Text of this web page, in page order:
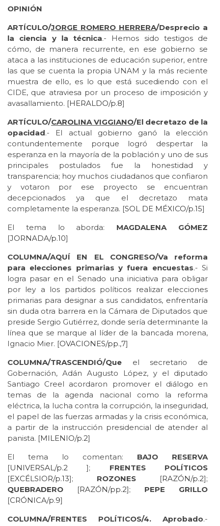
OPINIÓN
ARTÍCULO/JORGE ROMERO HERRERA/Desprecio a
la ciencia y la técnica.- Hemos sido testigos de
cómo, de manera recurrente, en ese gobierno se
ataca a las instituciones de educación superior, entre
las que se cuenta la propia UNAM y la más reciente
muestra de ello, es lo que está sucediendo con el
CIDE, que atraviesa por un proceso de imposición y
avasallamiento. [HERALDO/p.8]
ARTÍCULO/CAROLINA VIGGIANO/El decretazo de la
opacidad.- El actual gobierno ganó la elección
contundentemente porque logró despertar la
esperanza en la mayoría de la población y uno de sus
principales postulados fue la honestidad y
transparencia; hoy muchos ciudadanos que confiaron
y votaron por ese proyecto se encuentran
decepcionados ya que el decretazo mata
completamente la esperanza. [SOL DE MÉXICO/p.15]
El tema lo aborda: MAGDALENA GÓMEZ
[JORNADA/p.10]
COLUMNA/AQUÍ EN EL CONGRESO/Va reforma
para elecciones primarias y fuera encuestas.- Si
logra pasar en el Senado una iniciativa para obligar
por ley a los partidos políticos realizar elecciones
primarias para designar a sus candidatos, enfrentaría
sin duda otra barrera en la Cámara de Diputados que
preside Sergio Gutiérrez, donde sería determinante la
línea que se marque al líder de la bancada morena,
Ignacio Mier. [OVACIONES/pp.,7]
COLUMNA/TRASCENDIÓ/Que el secretario de
Gobernación, Adán Augusto López, y el diputado
Santiago Creel acordaron promover el diálogo en
temas de la agenda nacional como la reforma
eléctrica, la lucha contra la corrupción, la inseguridad,
el papel de las fuerzas armadas y la crisis económica,
a partir de la instrucción presidencial de atender al
panista. [MILENIO/p.2]
El tema lo comentan: BAJO RESERVA
[UNIVERSAL/p.2]; FRENTES POLÍTICOS
[EXCÉLSIOR/p.13]; ROZONES [RAZÓN/p.2];
QUEBRADERO [RAZÓN/pp.2]; PEPE GRILLO
[CRÓNICA/p.9]
COLUMNA/FRENTES POLÍTICOS/4. Aprobado.-